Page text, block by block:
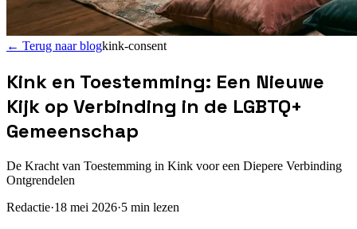
← Terug naar blogkink-consent
Kink en Toestemming: Een Nieuwe
Kijk op Verbinding in de LGBTQ+
Gemeenschap
De Kracht van Toestemming in Kink voor een Diepere Verbinding
Ontgrendelen
Redactie·18 mei 2026·5 min lezen